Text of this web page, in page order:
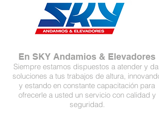
En SKY Andamios & Elevadores
Siempre estamos dispuestos a atender y dar
soluciones a tus trabajos de altura, innovando
y estando en constante capacitación para
ofrecerle a usted un servicio con calidad y
seguridad.